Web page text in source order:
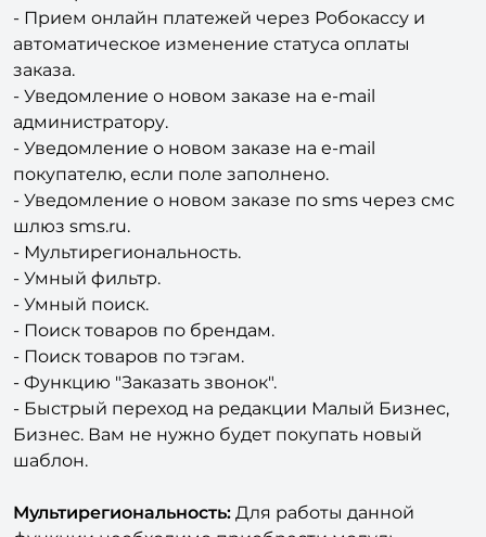
- Прием онлайн платежей через Робокассу и
автоматическое изменение статуса оплаты
заказа.
- Уведомление о новом заказе на e-mail
администратору.
- Уведомление о новом заказе на e-mail
покупателю, если поле заполнено.
- Уведомление о новом заказе по sms через смс
шлюз sms.ru.
- Мультирегиональность.
- Умный фильтр.
- Умный поиск.
- Поиск товаров по брендам.
- Поиск товаров по тэгам.
- Функцию "Заказать звонок".
- Быстрый переход на редакции Малый Бизнес,
Бизнес. Вам не нужно будет покупать новый
шаблон.
Мультирегиональность: Для работы данной